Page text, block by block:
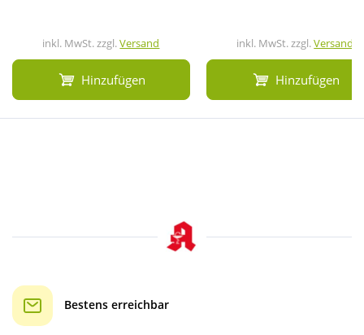
inkl. MwSt. zzgl.Versand
Hinzufügen
inkl. MwSt. zzgl.Versand
Hinzufügen
Bestens erreichbar